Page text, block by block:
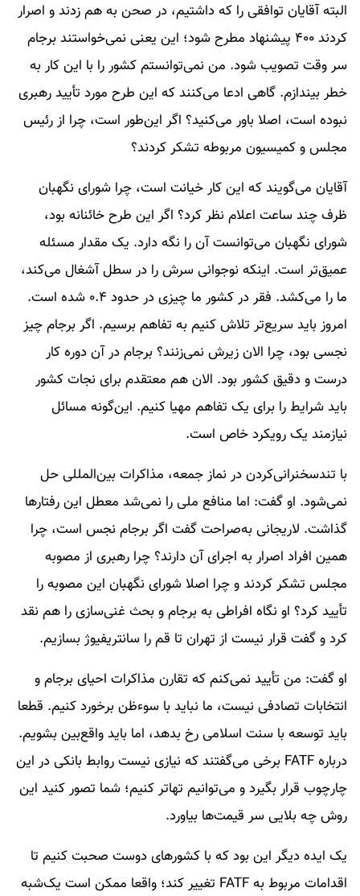
البته آقایان توافقی را که داشتیم، در صحن به هم زدند و اصرار
کردند ۴۰۰ پیشنهاد مطرح شود؛ این یعنی نمی‌خواستند برجام
سر وقت تصویب شود. من نمی‌توانستم کشور را با این کار به
خطر بیندازم. گاهی ادعا می‌کنند که این طرح مورد تأیید رهبری
نبوده است، اصلا باور می‌کنید؟ اگر این‌طور است، چرا از رئیس
مجلس و کمیسیون مربوطه تشکر کردند؟
آقایان می‌گویند که این کار خیانت است، چرا شورای نگهبان
ظرف چند ساعت اعلام نظر کرد؟ اگر این طرح خائنانه بود،
شورای نگهبان می‌توانست آن را نگه‌ دارد. یک مقدار مسئله
عمیق‌تر است. اینکه نوجوانی سرش را در سطل آشغال می‌کند،
ما را می‌کشد. فقر در کشور ما چیزی در حدود ۰.۴ شده است.
امروز باید سریع‌تر تلاش کنیم به تفاهم برسیم. اگر برجام چیز
نجسی بود، چرا الان زیرش نمی‌زنند؟ برجام در آن دوره کار
درست و دقیق کشور بود. الان هم معتقدم برای نجات کشور
باید شرایط را برای یک تفاهم مهیا کنیم. این‌گونه مسائل
نیازمند یک رویکرد خاص است.
با تند‌سخنرانی‌کردن در نماز جمعه، مذاکرات بین‌المللی حل
نمی‌شود. او گفت: اما منافع ملی را نمی‌شد معطل این رفتارها
گذاشت. لاریجانی به‌صراحت گفت اگر برجام نجس است، چرا
همین افراد اصرار به اجرای آن دارند؟ چرا رهبری از مصوبه
مجلس تشکر کردند و چرا اصلا شورای نگهبان این مصوبه را
تأیید کرد؟ او نگاه افراطی به برجام و بحث غنی‌سازی را هم نقد
کرد و گفت قرار نیست از تهران تا قم را سانتریفیوژ بسازیم.
او گفت: من تأیید نمی‌کنم که تقارن مذاکرات احیای برجام و
انتخابات تصادفی نیست، ما نباید با سوءظن برخورد کنیم. قطعا
باید توسعه با سنت اسلامی رخ بدهد، اما باید واقع‌بین بشویم.
درباره FATF برخی می‌گفتند که نیازی نیست روابط بانکی در این
چارچوب قرار بگیرد و می‌توانیم تهاتر کنیم؛ شما تصور کنید این
روش چه بلایی سر قیمت‌ها بیاورد.
یک ایده دیگر این بود که با کشورهای دوست صحبت کنیم تا
اقدامات مربوط به FATF تغییر کند؛ واقعا ممکن است یک‌شبه